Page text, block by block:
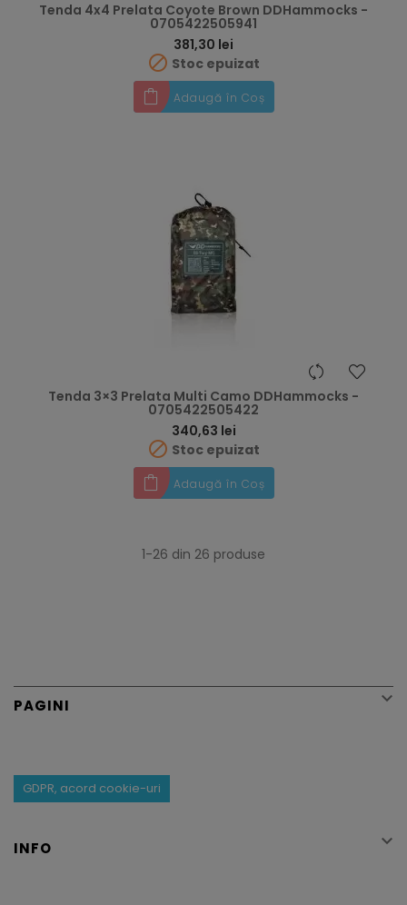
Tenda 4x4 Prelata Coyote Brown DDHammocks -
0705422505941
381,30 lei
 Stoc epuizat
Adaugă în Coș
Tenda 3×3 Prelata Multi Camo DDHammocks -
0705422505422
340,63 lei
 Stoc epuizat
Adaugă în Coș
1-26 din 26 produse
PAGINI 
GDPR, acord cookie-uri
INFO 